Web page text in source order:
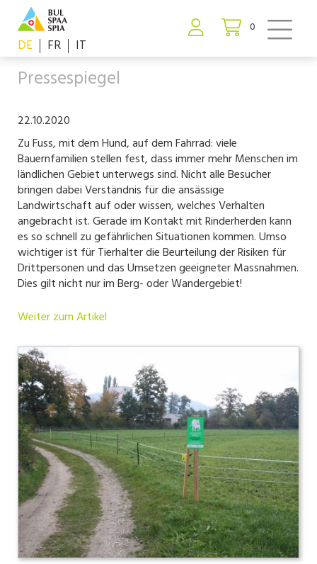
0
DE FR IT
Pressespiegel
22.10.2020
Zu Fuss, mit dem Hund, auf dem Fahrrad: viele
Bauernfamilien stellen fest, dass immer mehr Menschen im
ländlichen Gebiet unterwegs sind. Nicht alle Besucher
bringen dabei Verständnis für die ansässige
Landwirtschaft auf oder wissen, welches Verhalten
angebracht ist. Gerade im Kontakt mit Rinderherden kann
es so schnell zu gefährlichen Situationen kommen. Umso
wichtiger ist für Tierhalter die Beurteilung der Risiken für
Drittpersonen und das Umsetzen geeigneter Massnahmen.
Dies gilt nicht nur im Berg- oder Wandergebiet!
Weiter zum Artikel